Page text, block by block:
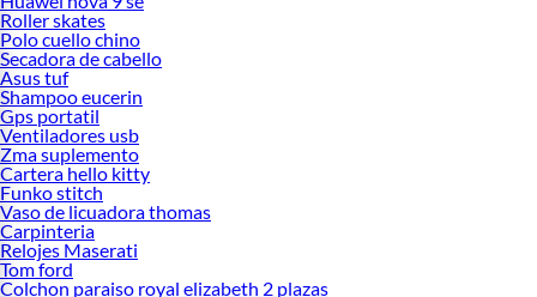
Roller skates
Polo cuello chino
Secadora de cabello
Asus tuf
Shampoo eucerin
Gps portatil
Ventiladores usb
Zma suplemento
Cartera hello kitty
Funko stitch
Vaso de licuadora thomas
Carpinteria
Relojes Maserati
Tom ford
Colchon paraiso royal elizabeth 2 plazas